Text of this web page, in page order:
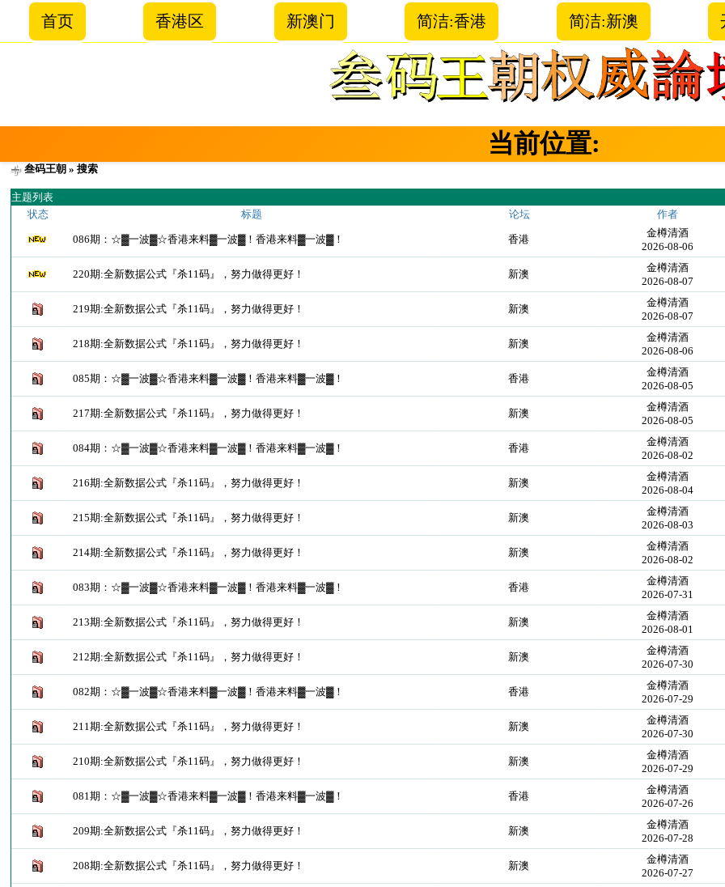
首页 香港区 新澳门 简洁:香港 简洁:新澳
当前位置:
叁码王朝 » 搜索
主题列表
状态
标题 论坛 作者
086期：☆▓一波▓☆香港来料▓一波▓！香港来料▓一波▓！ 香港
金樽清酒
2026-08-06
220期:全新数据公式『杀11码』，努力做得更好！ 新澳
金樽清酒
2026-08-07
219期:全新数据公式『杀11码』，努力做得更好！ 新澳
金樽清酒
2026-08-07
218期:全新数据公式『杀11码』，努力做得更好！ 新澳
金樽清酒
2026-08-06
085期：☆▓一波▓☆香港来料▓一波▓！香港来料▓一波▓！ 香港
金樽清酒
2026-08-05
217期:全新数据公式『杀11码』，努力做得更好！ 新澳
金樽清酒
2026-08-05
084期：☆▓一波▓☆香港来料▓一波▓！香港来料▓一波▓！ 香港
金樽清酒
2026-08-02
216期:全新数据公式『杀11码』，努力做得更好！ 新澳
金樽清酒
2026-08-04
215期:全新数据公式『杀11码』，努力做得更好！ 新澳
金樽清酒
2026-08-03
214期:全新数据公式『杀11码』，努力做得更好！ 新澳
金樽清酒
2026-08-02
083期：☆▓一波▓☆香港来料▓一波▓！香港来料▓一波▓！ 香港
金樽清酒
2026-07-31
213期:全新数据公式『杀11码』，努力做得更好！ 新澳
金樽清酒
2026-08-01
212期:全新数据公式『杀11码』，努力做得更好！ 新澳
金樽清酒
2026-07-30
082期：☆▓一波▓☆香港来料▓一波▓！香港来料▓一波▓！ 香港
金樽清酒
2026-07-29
211期:全新数据公式『杀11码』，努力做得更好！ 新澳
金樽清酒
2026-07-30
210期:全新数据公式『杀11码』，努力做得更好！ 新澳
金樽清酒
2026-07-29
081期：☆▓一波▓☆香港来料▓一波▓！香港来料▓一波▓！ 香港
金樽清酒
2026-07-26
209期:全新数据公式『杀11码』，努力做得更好！ 新澳
金樽清酒
2026-07-28
208期:全新数据公式『杀11码』，努力做得更好！ 新澳
金樽清酒
2026-07-27